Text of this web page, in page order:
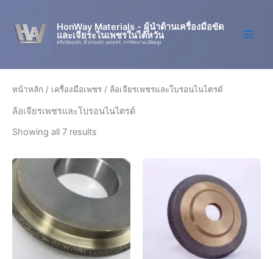
content
HonWay Materials - ผู้นำด้านเครื่องมือขัด
และเจียระไนเพชรในไต้หวัน
ครีมขัดเพชร, น้ำยาเพชร, ผงเพชร, การขัดเงาละเอียดสูง
หน้าหลัก / เครื่องมือเพชร / ล้อเจียรเพชรและโบรอนไนไตรด์
ล้อเจียรเพชรและโบรอนไนไตรด์
Showing all 7 results